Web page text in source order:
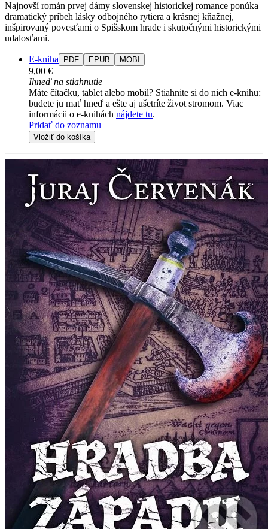
Najnovší román prvej dámy slovenskej historickej romance ponúka
dramatický príbeh lásky odbojného rytiera a krásnej kňažnej,
inšpirovaný povesťami o Spišskom hrade i skutočnými historickými
udalosťami.
E-kniha PDF EPUB MOBI
9,00 €
Ihneď na stiahnutie
Máte čítačku, tablet alebo mobil? Stiahnite si do nich e-knihu:
budete ju mať hneď a ešte aj ušetríte život stromom. Viac
informácii o e-knihách nájdete tu.
Pridať do zoznamu
Vložiť do košíka